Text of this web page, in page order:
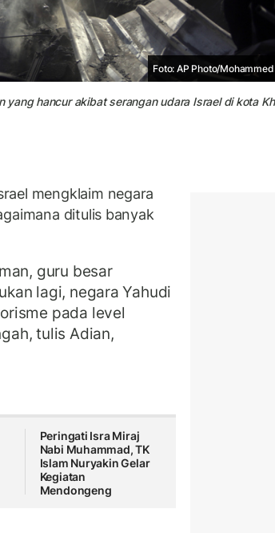
Foto: AP Photo/
hancur akibat serangan udara Israel di kota
mengklaim negara
ditulis banyak
guru besar
lagi, negara Yahudi
pada level
tulis Adian,
Peringati Isra Miraj
Nabi Muhammad, TK
Islam Nuryakin Gelar
Kegiatan
Mendongeng